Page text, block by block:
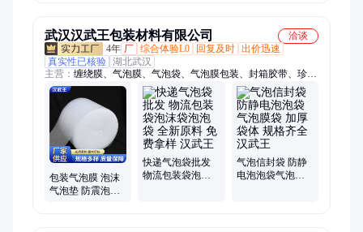
武汉汉武王包装材料有限公司
洽谈
4年 厂 综合体验L0 回复及时 出价迅速
真实性已核验 湖北武汉
主营： 缠绕膜、气泡膜、气泡袋、气泡膜包装、封箱胶带、珍珠
棉卷材、纸护角、拉伸膜、防静电缠绕膜、pe缠绕膜、机用缠绕
膜、透明封箱胶带、黄色封箱胶带、彩色胶带、快递气泡袋、
epe珍珠棉、珠光膜气泡袋、红色胶带、警示语印字胶带、米黄
色胶带
包装气泡膜 泡沫
气泡垫 防震泡泡
快递气泡袋批发
物流包装袋泡沫
气泡信封袋 防静
电泡泡袋气泡膜